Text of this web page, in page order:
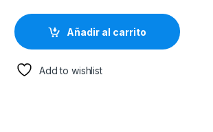
- Shakespeare / Edaf quantity
Añadir al carrito
Add to wishlist